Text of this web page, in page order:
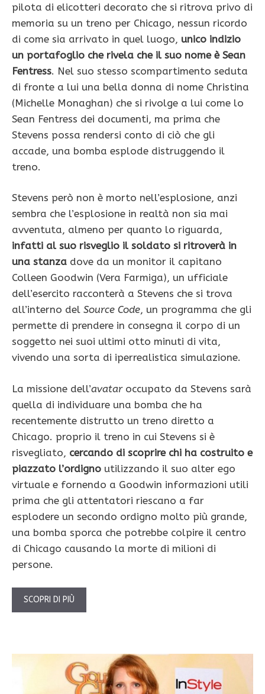
pilota di elicotteri decorato che si ritrova privo di
memoria su un treno per Chicago, nessun ricordo
di come sia arrivato in quel luogo, unico indizio
un portafoglio che rivela che il suo nome è Sean
Fentress. Nel suo stesso scompartimento seduta
di fronte a lui una bella donna di nome Christina
(Michelle Monaghan) che si rivolge a lui come lo
Sean Fentress dei documenti, ma prima che
Stevens possa rendersi conto di ciò che gli
accade, una bomba esplode distruggendo il
treno.
Stevens però non è morto nell’esplosione, anzi
sembra che l’esplosione in realtà non sia mai
avventuta, almeno per quanto lo riguarda,
infatti al suo risveglio il soldato si ritroverà in
una stanza dove da un monitor il capitano
Colleen Goodwin (Vera Farmiga), un ufficiale
dell’esercito racconterà a Stevens che si trova
all’interno del Source Code, un programma che gli
permette di prendere in consegna il corpo di un
soggetto nei suoi ultimi otto minuti di vita,
vivendo una sorta di iperrealistica simulazione.
La missione dell’avataroccupato da Stevens sarà
quella di individuare una bomba che ha
recentemente distrutto un treno diretto a
Chicago. proprio il treno in cui Stevens si è
risvegliato, cercando di scoprire chi ha costruito e
piazzato l’ordigno utilizzando il suo alter ego
virtuale e fornendo a Goodwin informazioni utili
prima che gli attentatori riescano a far
esplodere un secondo ordigno molto più grande,
una bomba sporca che potrebbe colpire il centro
di Chicago causando la morte di milioni di
persone.
SCOPRI DI PIÙ